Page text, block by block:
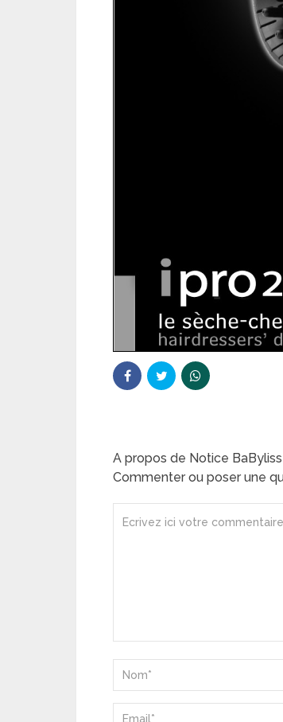
A propos de Notice
Commenter ou poser une